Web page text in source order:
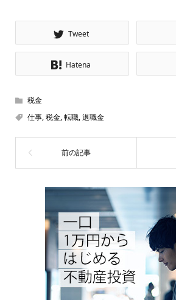
Tweet
Hatena
税金
仕事,税金,転職,退職金